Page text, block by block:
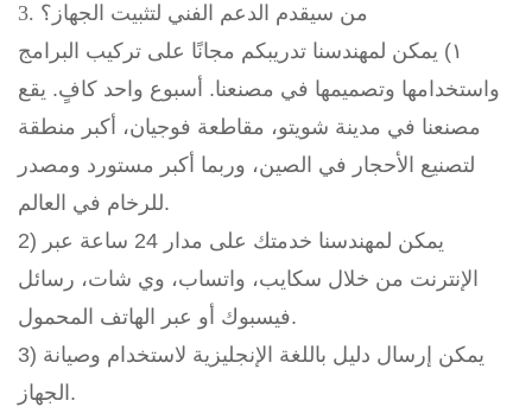
3. من سيقدم الدعم الفني لتثبيت الجهاز؟
١) يمكن لمهندسنا تدريبكم مجانًا على تركيب البرامج
واستخدامها وتصميمها في مصنعنا. أسبوع واحد كافٍ. يقع
مصنعنا في مدينة شويتو، مقاطعة فوجيان، أكبر منطقة
لتصنيع الأحجار في الصين، وربما أكبر مستورد ومصدر
للرخام في العالم.
2) يمكن لمهندسنا خدمتك على مدار 24 ساعة عبر
الإنترنت من خلال سكايب، واتساب، وي شات، رسائل
فيسبوك أو عبر الهاتف المحمول.
3) يمكن إرسال دليل باللغة الإنجليزية لاستخدام وصيانة
الجهاز.